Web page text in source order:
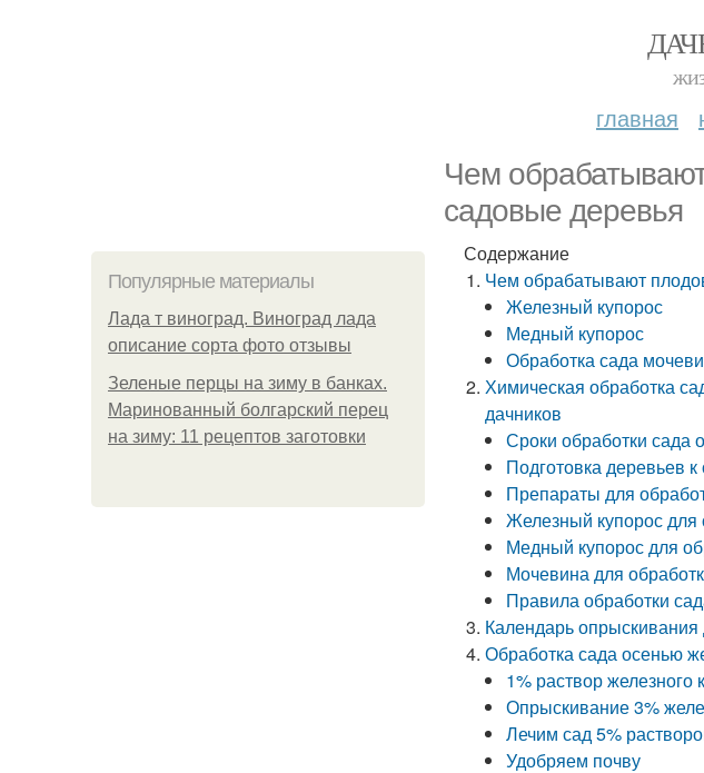
главная
Чем
садовые деревья
Популярные материалы
Лада т виноград. Виноград лада
описание сорта фото отзывы
Зеленые перцы на зиму в банках.
Маринованный болгарский перец
на зиму: 11 рецептов заготовки
Содержание
Чем обрабатывают
Железный купорос
Медный купорос
Обработка сада
Химическая обработка
дачников
Сроки обработки сада
Подготовка деревьев
Препараты для
Железный купорос для
Медный купорос для
Мочевина для
Правила обработки
Календарь
Обработка сада осенью
1% раствор железного
Опрыскивание 3%
Лечим сад 5%
Удобряем почву